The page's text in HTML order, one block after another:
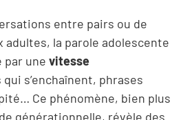
entre pairs ou de
adultes, la parole adolescente
par une vitesse
qui s’enchaînent, phrases
Ce phénomène, bien plus
générationnelle, révèle des